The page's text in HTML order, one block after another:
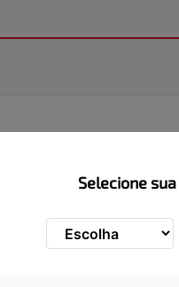
Selecione